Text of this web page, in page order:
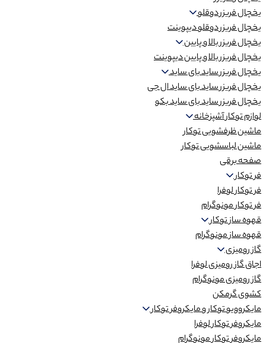
یخچال فریزر دوقلو
یخچال فریزر دوقلو دیپوینت
یخچال فریزر بالا و پایین
یخچال فریزر بالا و پایین دیپوینت
یخچال فریزر ساید بای ساید
یخچال فریزر ساید بای ساید ال جی
یخچال فریزر ساید بای ساید بکو
لوازم توکار آشپزخانه
ماشین ظرفشویی توکار
ماشین لباسشویی توکار
صفحه برقی
فر توکار
فر توکار لوفرا
فر توکار مونوگرام
قهوه ساز توکار
قهوه ساز مونوگرام
گاز رومیزی
اجاق گاز رومیزی لوفرا
گاز رومیزی مونوگرام
کشوی گرمکن
مایکروویو توکار و مایکروفر توکار
مایکروفر توکار لوفرا
مایکروفر توکار مونوگرام